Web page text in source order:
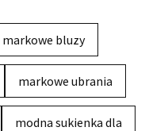
markowe bluzy
markowe ubrania
modna sukienka dla